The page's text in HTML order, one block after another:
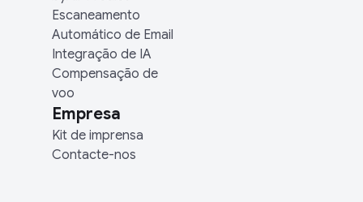
Escaneamento
Automático de Email
Integração de IA
Compensação de
voo
Empresa
Kit de imprensa
Contacte-nos